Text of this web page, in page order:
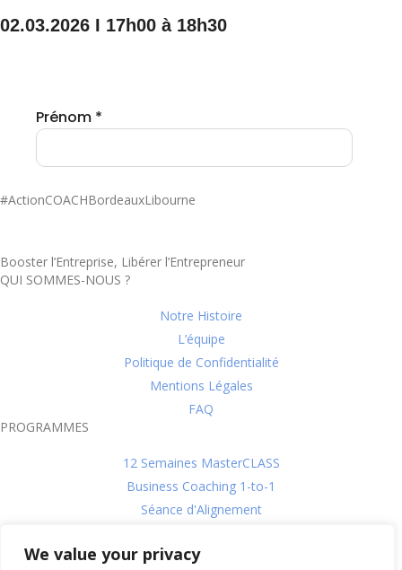
We value your privacy
02.03.2026 I 17h00 à 18h30
#ActionCOACHBordeauxLibourne
Booster l’Entreprise, Libérer l’Entrepreneur
QUI SOMMES-NOUS ?
Notre Histoire
L’équipe
Politique de Confidentialité
Mentions Légales
FAQ
PROGRAMMES
12 Semaines MasterCLASS
Business Coaching 1-to-1
Séance d'Alignement
CroissanceCLUB